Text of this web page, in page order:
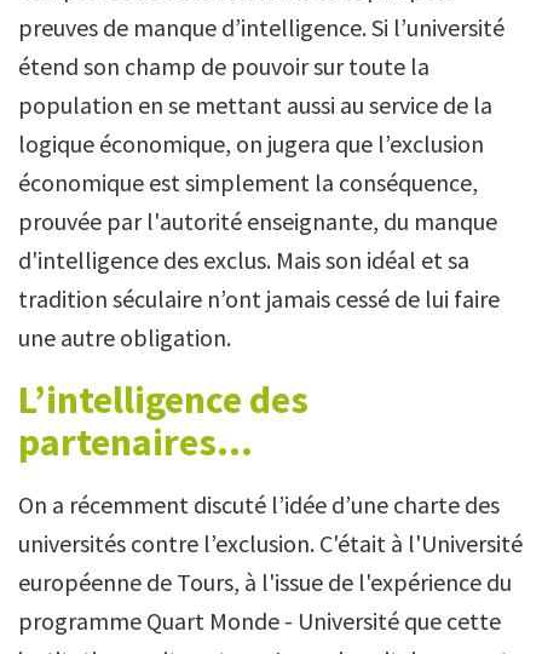
preuves de manque d’intelligence. Si l’université
étend son champ de pouvoir sur toute la
population en se mettant aussi au service de la
logique économique, on jugera que l’exclusion
économique est simplement la conséquence,
prouvée par l'autorité enseignante, du manque
d'intelligence des exclus. Mais son idéal et sa
tradition séculaire n’ont jamais cessé de lui faire
une autre obligation.
L’intelligence des
partenaires...
On a récemment discuté l’idée d’une charte des
universités contre l’exclusion. C'était à l'Université
européenne de Tours, à l'issue de l'expérience du
programme Quart Monde - Université que cette